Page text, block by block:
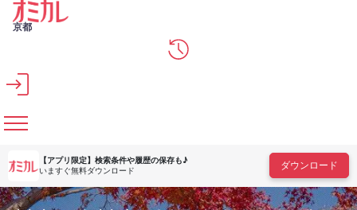
メインコンテンツへスキップ
京都
【アプリ限定】 検索条件や履歴の保存も♪
いますぐ無料ダウンロード
ダウンロード